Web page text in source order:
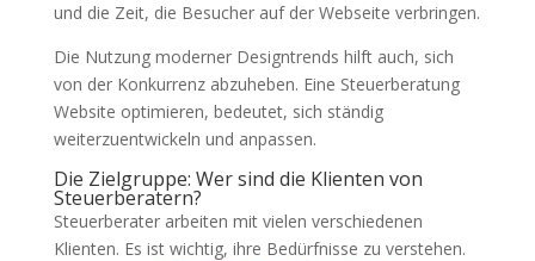
und die Zeit, die Besucher auf der Webseite verbringen.
Die Nutzung moderner Designtrends hilft auch, sich
von der Konkurrenz abzuheben. Eine Steuerberatung
Website optimieren, bedeutet, sich ständig
weiterzuentwickeln und anpassen.
Die Zielgruppe: Wer sind die Klienten von
Steuerberatern?
Steuerberater arbeiten mit vielen verschiedenen
Klienten. Es ist wichtig, ihre Bedürfnisse zu verstehen.